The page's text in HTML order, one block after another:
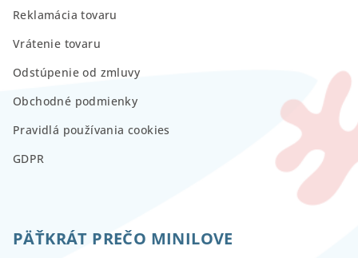
Reklamácia tovaru
Vrátenie tovaru
Odstúpenie od zmluvy
Obchodné podmienky
Pravidlá používania cookies
GDPR
PÄŤKRÁT PREČO MINILOVE